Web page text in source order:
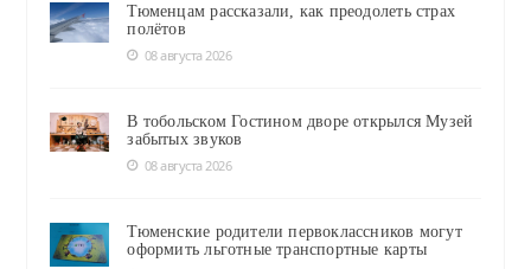
Тюменцам рассказали, как преодолеть страх
полётов
08 августа 2026
В тобольском Гостином дворе открылся Музей
забытых звуков
08 августа 2026
Тюменские родители первоклассников могут
оформить льготные транспортные карты